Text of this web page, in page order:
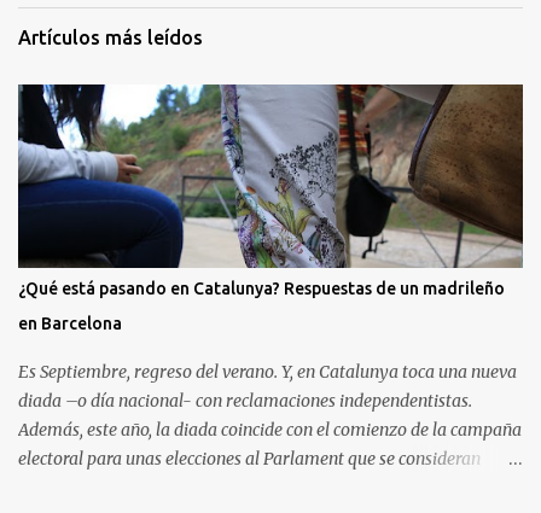
e
n
t
a
r
i
Artículos más leídos
¿Qué está pasando en Catalunya? Respuestas de un madrileño
en Barcelona
Es Septiembre, regreso del verano. Y, en Catalunya toca una nueva
diada –o día nacional- con reclamaciones independentistas.
Además, este año, la diada coincide con el comienzo de la campaña
electoral para unas elecciones al Parlament que se consideran